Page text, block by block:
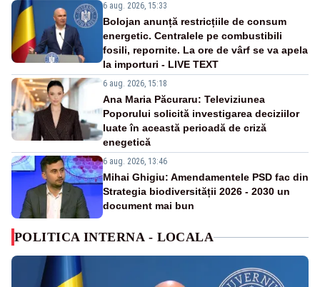
6 aug. 2026, 15:33
Bolojan anunță restricțiile de consum
energetic. Centralele pe combustibili
fosili, repornite. La ore de vârf se va apela
la importuri - LIVE TEXT
6 aug. 2026, 15:18
Ana Maria Păcuraru: Televiziunea
Poporului solicită investigarea deciziilor
luate în această perioadă de criză
enegetică
6 aug. 2026, 13:46
Mihai Ghigiu: Amendamentele PSD fac din
Strategia biodiversității 2026 - 2030 un
document mai bun
POLITICA INTERNA - LOCALA